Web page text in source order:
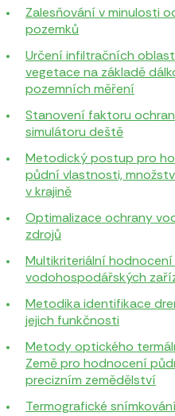
Zalesňování v minulosti
pozemků
Určení infiltračních
vegetace na základě
pozemních měření
Stanovení faktoru
simulátoru deště
Metodický postup pro
půdní vlastnosti,
v krajině
Optimalizace ochrany
zdrojů
Multikriteriální
vodohospodářských
Metodika identifikace
jejich funkčnosti
Metody optického
Země pro hodnocení
precizním zemědělství
Termografické